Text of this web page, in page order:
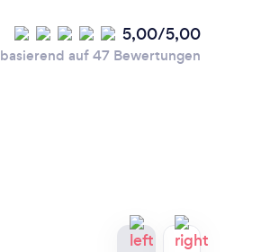
5,00/5,00
basierend auf 47 Bewertungen